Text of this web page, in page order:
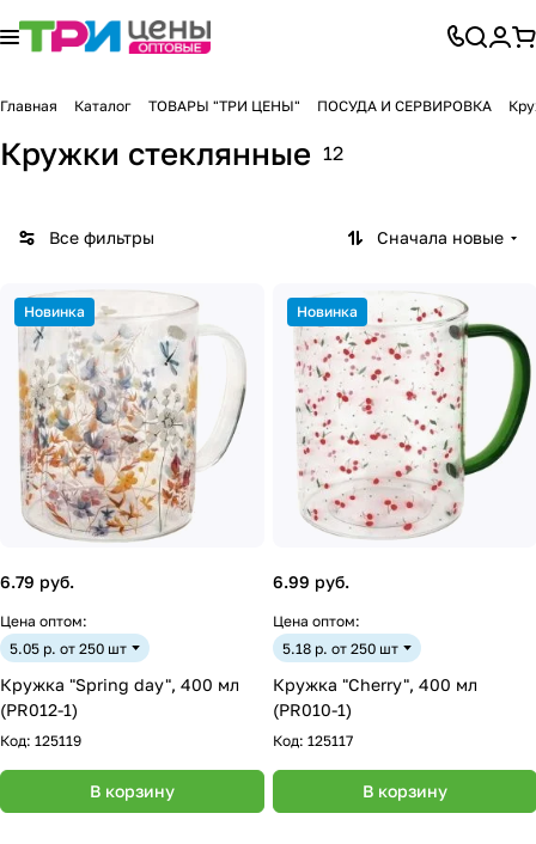
Главная Каталог ТОВАРЫ "ТРИ ЦЕНЫ" ПОСУДА И СЕРВИРОВКА
Кружки стеклянные 12
Все фильтры Сначала новые
Новинка
6.79 руб.
Цена оптом:
5.05 р. от 250 шт
Кружка "Spring day", 400 мл
(PR012-1)
Код: 125119
В корзину
Новинка
6.99 руб.
Цена оптом:
5.18 р. от 250 шт
Кружка "Cherry", 400 мл
(PR010-1)
Код: 125117
В корзину